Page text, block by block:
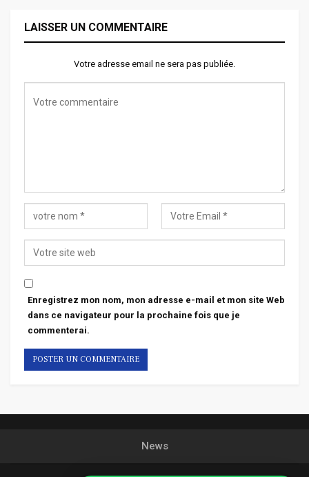
LAISSER UN COMMENTAIRE
Votre adresse email ne sera pas publiée.
Enregistrez mon nom, mon adresse e-mail et mon site Web
dans ce navigateur pour la prochaine fois que je
commenterai.
News